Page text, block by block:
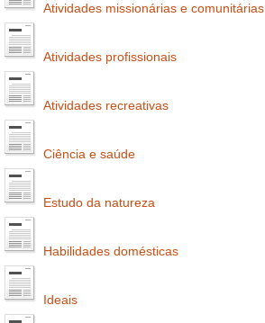
Atividades missionárias e comunitárias
Atividades profissionais
Atividades recreativas
Ciência e saúde
Estudo da natureza
Habilidades domésticas
Ideais